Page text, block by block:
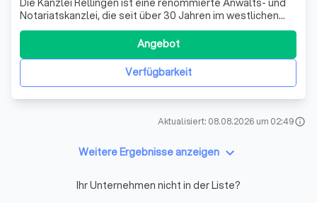
Notariatskanzlei, die seit über 30 Jahren im westlichen
Speckgürtel von Hamburg tätig ist. Mit vier engagierten
Rechtsanwälten, von denen zwei auch als Notare
fungieren, bieten wir eine umfassende Beratung in
verschiedenen Rechtsgebieten an. Un
Verfügbarkeit
Angebot
Aktualisiert: 08.08.2026 um 02:49info
Weitere Ergebnisse anzeigen keyboard_arrow_down
Ihr Unternehmen nicht in der Liste?